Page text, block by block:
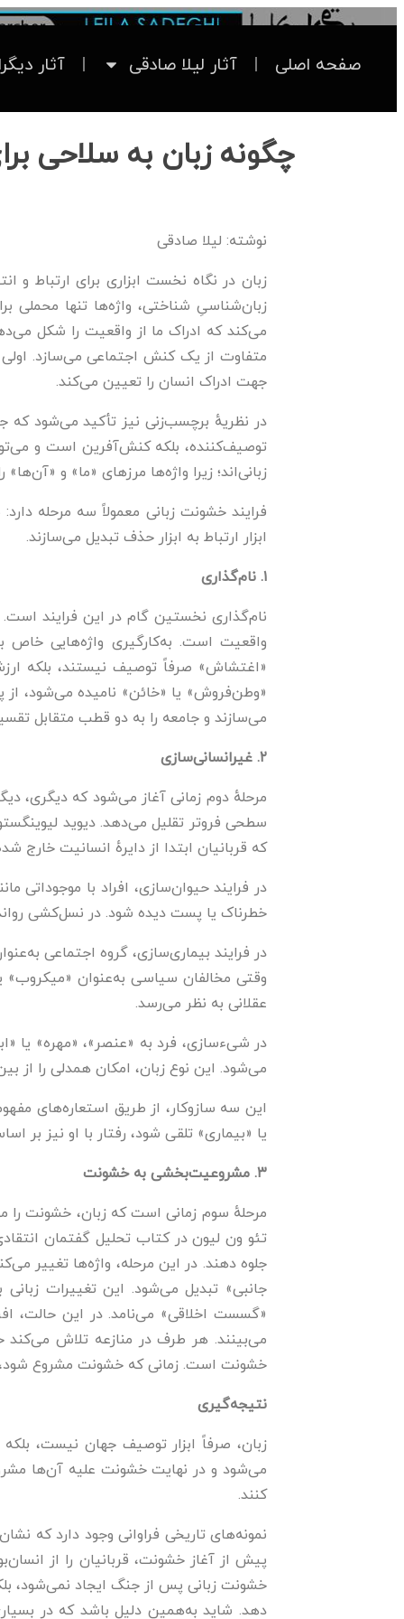
صفحه اصلی آثار لیلا صادقی آثار
چگونه زبان به سلاحی
نوشته: لیلا صادقی
زبان در نگاه نخست ابزاری برای ارتباط و
زبان‌شناسیِ شناختی، واژه‌ها تنها محملی
می‌کند که ادراک ما از واقعیت را شکل
متفاوت از یک کنش اجتماعی می‌سازد.
جهت ادراک انسان را تعیین می‌کند.
در نظریهٔ برچسب‌زنی نیز تأکید می‌شود که
توصیف‌کننده، بلکه کنش‌آفرین است و
زبانی‌اند؛ زیرا واژه‌ها مرزهای «ما» و
فرایند خشونت زبانی معمولاً سه مرحله
ابزار ارتباط به ابزار حذف تبدیل می‌سازند.
۱. نام‌گذاری
نام‌گذاری نخستین گام در این فرایند است.
واقعیت است. به‌کارگیری واژه‌هایی خاص
«اغتشاش» صرفاً توصیف نیستند، بلکه
«وطن‌فروش» یا «خائن» نامیده می‌شود،
می‌سازند و جامعه را به دو قطب متقابل
۲. غیرانسانی‌سازی
مرحلهٔ دوم زمانی آغاز می‌شود که دیگری،
که قربانیان ابتدا از دایرهٔ انسانیت
در فرایند حیوان‌سازی، افراد با
خطرناک یا پست دیده شود. در نسل‌کشی
در فرایند بیماری‌سازی، گروه اجتماعی
وقتی مخالفان سیاسی به‌عنوان
عقلانی به نظر می‌رسد.
در شیء‌سازی، فرد به «عنصر»، «مهره» یا
می‌شود. این نوع زبان، امکان همدلی را از
این سه سازوکار، از طریق استعاره‌های
یا «بیماری» تلقی شود، رفتار با او نیز
۳. مشروعیت‌بخشی به خشونت
مرحلهٔ سوم زمانی است که زبان، خشونت
جلوه ‌دهند. در این مرحله، واژه‌ها تغییر
«گسست اخلاقی» می‌نامد. در این حالت،
می‌بینند. هر طرف در منازعه تلاش
خشونت است. زمانی که خشونت مشروع
نتیجه‌گیری
زبان، صرفاً ابزار توصیف جهان نیست،
می‌شود و در نهایت خشونت علیه آن‌ها
کنند.
نمونه‌های تاریخی فراوانی وجود دارد
پیش از آغاز خشونت، قربانیان را از
خشونت زبانی پس از جنگ ایجاد نمی‌شود،
دهد. شاید به‌همین دلیل باشد که در